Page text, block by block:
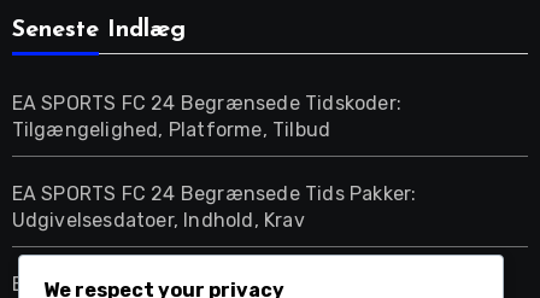
Seneste Indlæg
EA SPORTS FC 24 Begrænsede Tidskoder:
Tilgængelighed, Platforme, Tilbud
EA SPORTS FC 24 Begrænsede Tids Pakker:
Udgivelsesdatoer, Indhold, Krav
EA SPORTS FC 24 Promo Packs: Typer, Indhold,
We respect your privacy